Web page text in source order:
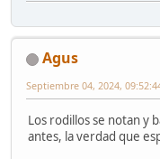
Agus
Septiembre 04, 2024,
Los rodillos se notan y
antes, la verdad que